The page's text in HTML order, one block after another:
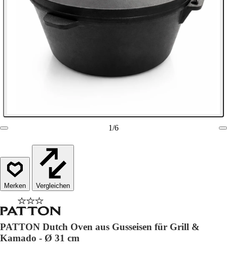
1/6
Vergleichen
PATTON Dutch Oven aus Gusseisen für Grill &
Kamado - Ø 31 cm